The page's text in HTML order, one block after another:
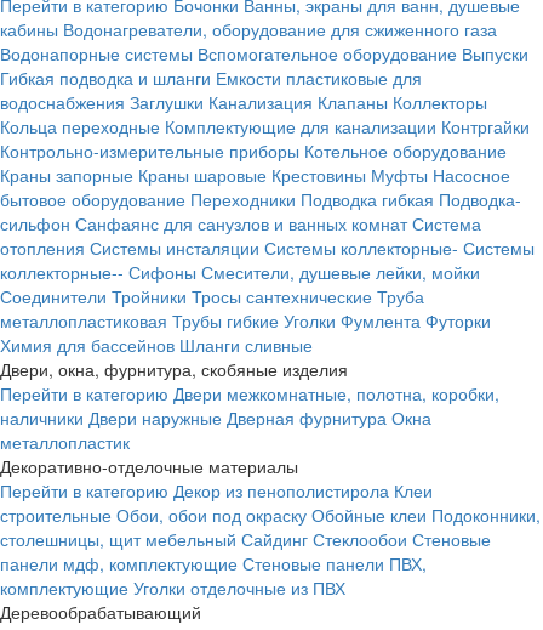
Перейти в категорию Бочонки Ванны, экраны для ванн, душевые
кабины Водонагреватели, оборудование для сжиженного газа
Водонапорные системы Вспомогательное оборудование Выпуски
Гибкая подводка и шланги Емкости пластиковые для
водоснабжения Заглушки Канализация Клапаны Коллекторы
Кольца переходные Комплектующие для канализации Контргайки
Контрольно-измерительные приборы Котельное оборудование
Краны запорные Краны шаровые Крестовины Муфты Насосное
бытовое оборудование Переходники Подводка гибкая Подводка-
сильфон Санфаянс для санузлов и ванных комнат Система
отопления Системы инсталяции Системы коллекторные- Системы
коллекторные-- Сифоны Смесители, душевые лейки, мойки
Соединители Тройники Тросы сантехнические Труба
металлопластиковая Трубы гибкие Уголки Фумлента Футорки
Химия для бассейнов Шланги сливные
Двери, окна, фурнитура, скобяные изделия
Перейти в категорию Двери межкомнатные, полотна, коробки,
наличники Двери наружные Дверная фурнитура Окна
металлопластик
Декоративно-отделочные материалы
Перейти в категорию Декор из пенополистирола Клеи
строительные Обои, обои под окраску Обойные клеи Подоконники,
столешницы, щит мебельный Сайдинг Стеклообои Стеновые
панели мдф, комплектующие Стеновые панели ПВХ,
комплектующие Уголки отделочные из ПВХ
Деревообрабатывающий